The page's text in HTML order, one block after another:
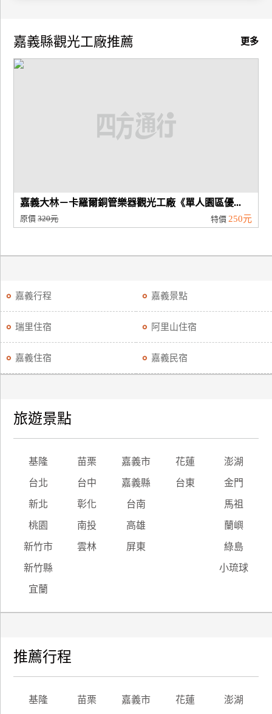
更多
嘉義縣觀光工廠推薦
嘉義大林－卡羅爾銅管樂器觀光工廠《單人園區優...
原價320元 特價 250元
嘉義行程 嘉義景點
瑞里住宿 阿里山住宿
嘉義住宿 嘉義民宿
旅遊景點
基隆 苗栗 嘉義市 花蓮 澎湖
台北 台中 嘉義縣 台東 金門
新北 彰化 台南 馬祖
桃園 南投 高雄 蘭嶼
新竹市 雲林 屏東 綠島
新竹縣 小琉球
宜蘭
推薦行程
基隆 苗栗 嘉義市 花蓮 澎湖